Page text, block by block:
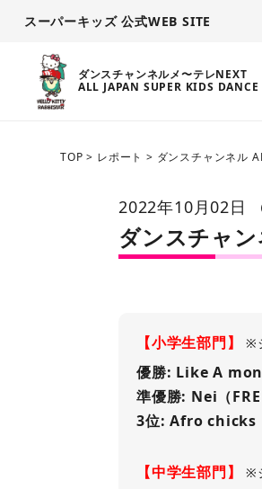
スーパーキッズ 公式WEB SITE
ダンスチャンネルメ〜テレNEXT
ALL JAPAN SUPER KIDS
TOP > レポート > ダンスチャンネル
2022年10月02日
ダンスチャン
【小学生部門】 ※
優勝: Like A
準優勝: Nei（
3位: Afro chicks
【中学生部門】 ※